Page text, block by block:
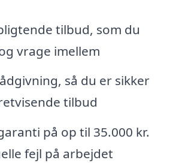
tilbud, som du
vrage imellem
så du er sikker
tilbud
på op til 35.000 kr.
fejl på arbejdet